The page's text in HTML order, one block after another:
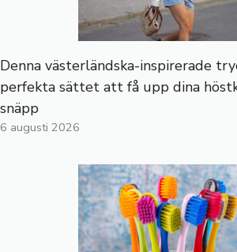
Denna västerländska-inspirerade
perfekta sättet att få upp dina
snäpp
6 augusti 2026